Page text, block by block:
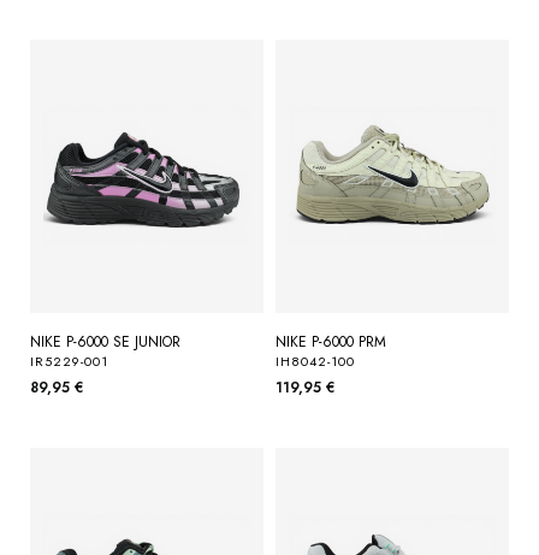
NIKE P-6000 SE JUNIOR
IR5229-001
89,95 €
NIKE P-6000 PRM
IH8042-100
119,95 €